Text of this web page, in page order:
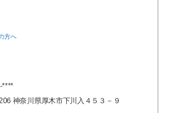
方へ
****
神奈川県厚木市下川入４５３－９